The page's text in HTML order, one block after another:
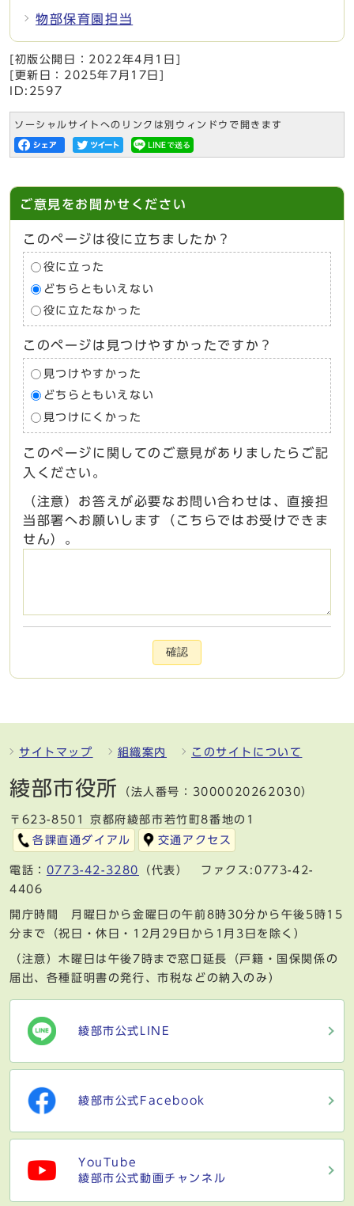
物部保育園担当
[初版公開日： 2022年4月1日
[更新日： 2025年7月17日
ID:2597
ソーシャルサイトへのリンクは別ウィンドウで開きます
ご意見をお聞かせください
このページは役に立ちましたか？
役に立った
どちらともいえない
役に立たなかった
このページは見つけやすかったですか？
見つけやすかった
どちらともいえない
見つけにくかった
このページに関してのご意見がありましたらご記
入ください。
（注意）お答えが必要なお問い合わせは、直接担
当部署へお願いします（こちらではお受けできま
せん）。
確認
サイトマップ 組織案内 このサイトについて
綾部市役所 （法人番号：3000020262030）
〒623-8501 京都府綾部市若竹町8番地の1
各課直通ダイアル
交通アクセス
電話： 0773-42-3280
（代表） ファクス:0773-42-
4406
開庁時間 月曜日から金曜日の午前8時30分から午後5時15
分まで（祝日・休日・12月29日から1月3日を除く）
（注意）木曜日は午後7時まで窓口延長（戸籍・国保関係の
届出、各種証明書の発行、市税などの納入のみ）
綾部市公式LINE
綾部市公式Facebook
YouTube
綾部市公式動画チャンネル